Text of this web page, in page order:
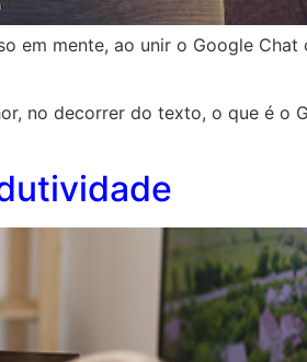
em mente, ao unir o Google Chat
no decorrer do texto, o que é o